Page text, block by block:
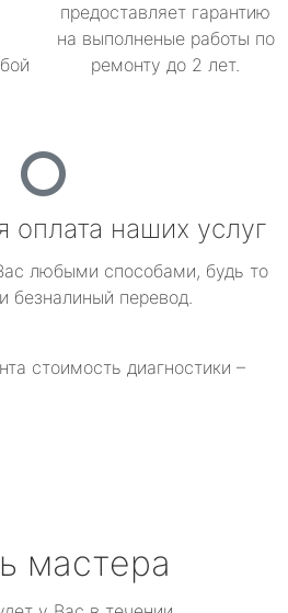
предоставляет гарантию
на выполненые работы по
ремонту до 2 лет.
оплата наших услуг
любыми способами, будь то
безналиный перевод.
стоимость диагностики –
мастера